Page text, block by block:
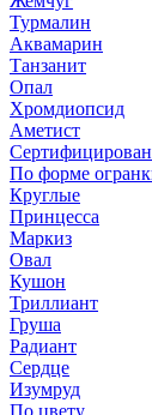
Турмалин
Аквамарин
Танзанит
Опал
Хромдиопсид
Аметист
По форме
Круглые
Принцесса
Маркиз
Овал
Кушон
Триллиант
Груша
Радиант
Сердце
Изумруд
По цвету